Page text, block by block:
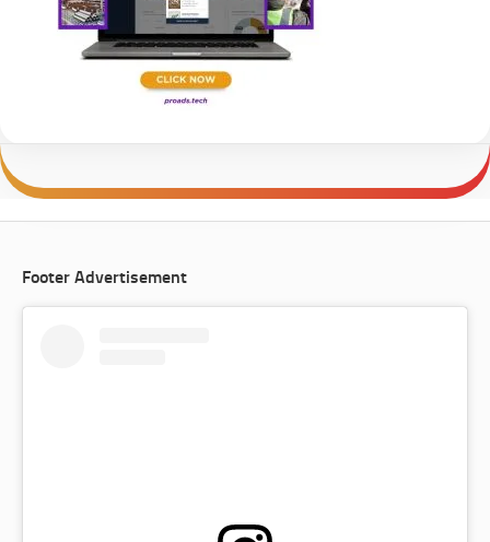
Footer Advertisement